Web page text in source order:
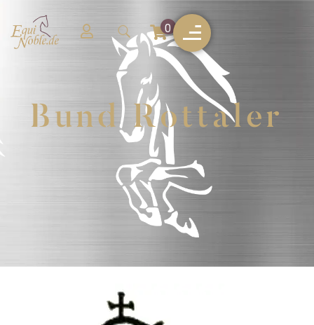
0
Bund Rottaler